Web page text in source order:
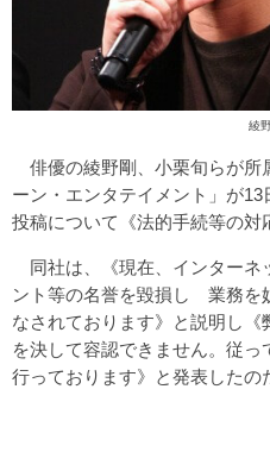
綾
俳優の綾野剛、小栗旬らが所
ーン・エンタテイメント」が
投稿について《法的手続等の対
同社は、《現在、インターネ
ント等の名誉を毀損し 業務を
なされております》と説明し
を決して容認できません。従
行っております》と発表したの